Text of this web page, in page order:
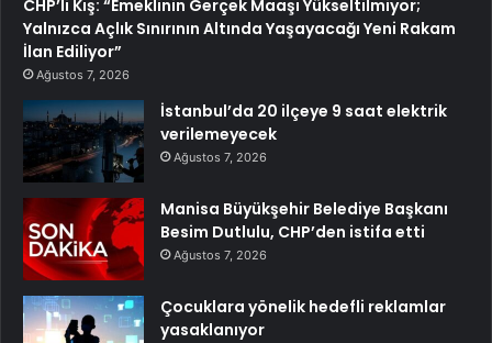
CHP’li Kış: “Emeklinin Gerçek Maaşı Yükseltilmiyor;
Yalnızca Açlık Sınırının Altında Yaşayacağı Yeni Rakam
İlan Ediliyor”
Ağustos 7, 2026
İstanbul’da 20 ilçeye 9 saat elektrik
verilemeyecek
Ağustos 7, 2026
Manisa Büyükşehir Belediye Başkanı
Besim Dutlulu, CHP’den istifa etti
Ağustos 7, 2026
Çocuklara yönelik hedefli reklamlar
yasaklanıyor